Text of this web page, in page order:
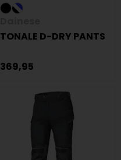
TONALE D-DRY PANTS
369,95